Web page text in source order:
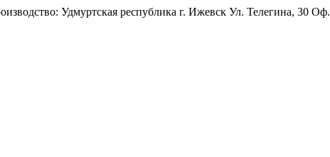
Удмуртская республика г. Ижевск Ул. Телегина, 30